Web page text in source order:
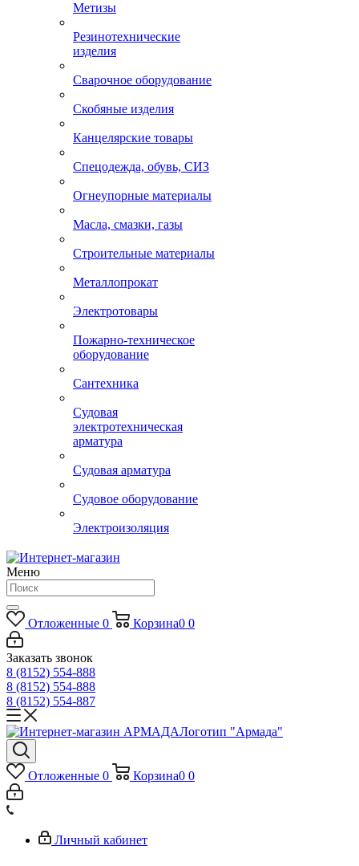
Метизы
Резинотехнические
изделия
Сварочное оборудование
Скобяные изделия
Канцелярские товары
Спецодежда, обувь, СИЗ
Огнеупорные материалы
Масла, смазки, газы
Строительные материалы
Металлопрокат
Электротовары
Пожарно-техническое
оборудование
Сантехника
Судовая
электротехническая
арматура
Судовая арматура
Судовое оборудование
Электроизоляция
Меню
Отложенные 0 Корзина0 0
Заказать звонок
8 (8152) 554-888
8 (8152) 554-888
8 (8152) 554-887
Логотип "Армада"
Отложенные 0 Корзина0 0
Личный кабинет